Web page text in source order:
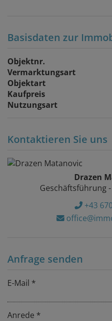
Basisdaten zur
Objektnr.
Vermarktungsart
Objektart
Kaufpreis
Nutzungsart
Kontaktieren Sie uns
Drazen
Geschäftsführung
+43
Anfrage senden
E-Mail
Anrede